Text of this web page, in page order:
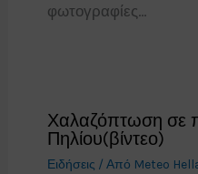
φωτογραφίες…
Χαλαζόπτωση σε
Πηλίου(βίντεο)
Ειδήσεις / Από Meteo